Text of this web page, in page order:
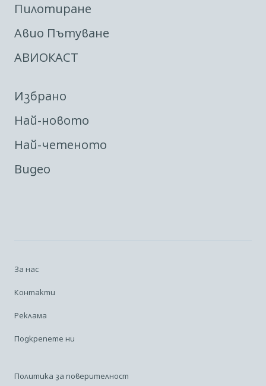
Пилотиране
Авио Пътуване
АВИОКАСТ
Избрано
Най-новото
Най-четеното
Видео
За нас
Контакти
Реклама
Подкрепете ни
Политика за поверителност